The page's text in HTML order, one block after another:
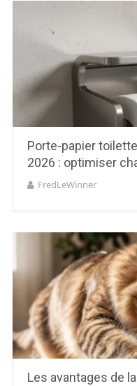
Porte-papier
2026 : optimiser
FredLeWinner
Les avantages de